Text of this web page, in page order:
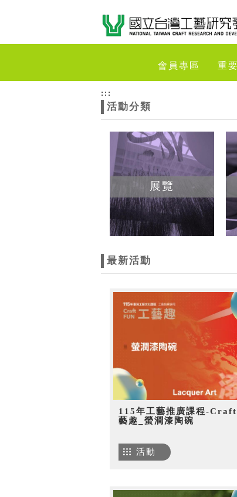
會員專區 重
:::
活動分類
展覽
最新活動
115年工藝推廣課程-
藝趣_螢潤漆陶碗
活動